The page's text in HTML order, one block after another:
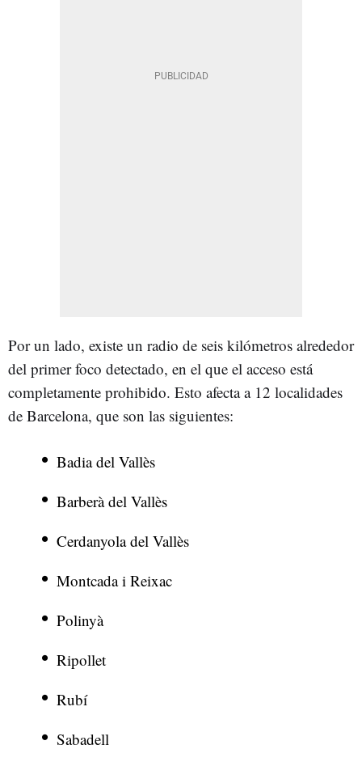
Por un lado, existe un radio de seis kilómetros alrededor
del primer foco detectado, en el que el acceso está
completamente prohibido. Esto afecta a 12 localidades
de Barcelona, que son las siguientes:
Badia del Vallès
Barberà del Vallès
Cerdanyola del Vallès
Montcada i Reixac
Polinyà
Ripollet
Rubí
Sabadell